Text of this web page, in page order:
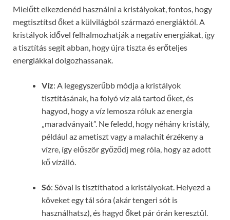
Mielőtt elkezdenéd használni a kristályokat, fontos, hogy
megtisztítsd őket a külvilágból származó energiáktól. A
kristályok idővel felhalmozhatják a negatív energiákat, így
a tisztítás segít abban, hogy újra tiszta és erőteljes
energiákkal dolgozhassanak.
Víz: A legegyszerűbb módja a kristályok
tisztításának, ha folyó víz alá tartod őket, és
hagyod, hogy a víz lemosza róluk az energia
„maradványait”. Ne feledd, hogy néhány kristály,
például az ametiszt vagy a malachit érzékeny a
vízre, így először győződj meg róla, hogy az adott
kő vízálló.
Só: Sóval is tisztíthatod a kristályokat. Helyezd a
köveket egy tál sóra (akár tengeri sót is
használhatsz), és hagyd őket pár órán keresztül.